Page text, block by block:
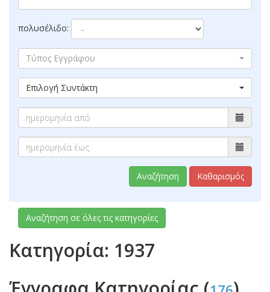
πολυσέλιδο:
Τύπος Εγγράφου
Επιλογή Συντάκτη
Αναζήτηση Καθαρισμός
Αναζήτηση σε όλες τις κατηγορίες
Κατηγορία: 1937